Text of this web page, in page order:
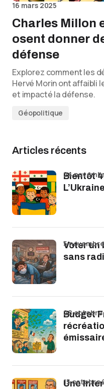
16 mars 2025
Charles Millon
osent donner
défense
Explorez comment les
Hervé Morin ont affaibli
et impacté la défense.
Géopolitique
Articles récents
Bientôt
24
Voter un
sans
5
Budget
28 octobre
Une
15 octobre